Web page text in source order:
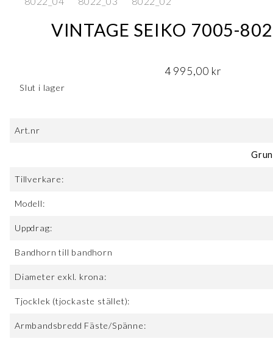
VINTAGE SEIKO 7005-
4 995,00 kr
Slut i lager
Art.nr
Tillverkare:
Modell:
Uppdrag:
Bandhorn till bandhorn
Diameter exkl. krona:
Tjocklek (tjockaste stället):
Armbandsbredd Fäste/Spänne: